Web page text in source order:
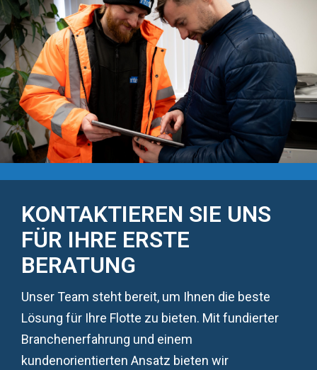
KONTAKTIEREN SIE UNS
FÜR IHRE ERSTE
BERATUNG
Unser Team steht bereit, um Ihnen die beste
Lösung für Ihre Flotte zu bieten. Mit fundierter
Branchenerfahrung und einem
kundenorientierten Ansatz bieten wir